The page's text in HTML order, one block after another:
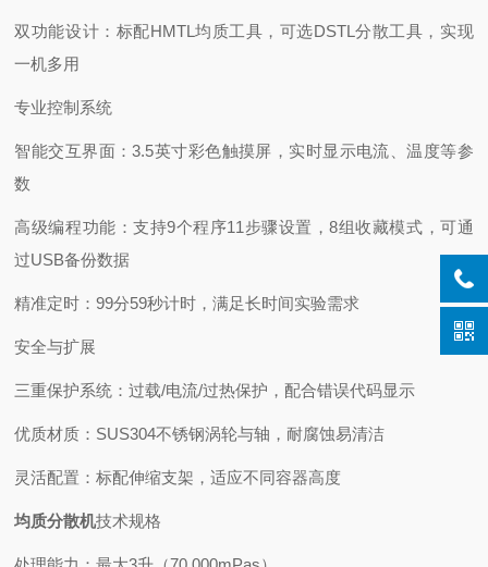
双功能设计：标配HMTL均质工具，可选DSTL分散工具，实现
一机多用
专业控制系统
智能交互界面：3.5英寸彩色触摸屏，实时显示电流、温度等参
数
高级编程功能：支持9个程序11步骤设置，8组收藏模式，可通
过USB备份数据
精准定时：99分59秒计时，满足长时间实验需求
安全与扩展
三重保护系统：过载/电流/过热保护，配合错误代码显示
优质材质：SUS304不锈钢涡轮与轴，耐腐蚀易清洁
灵活配置：标配伸缩支架，适应不同容器高度
均质分散机技术规格